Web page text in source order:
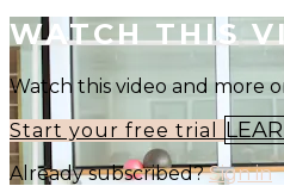
WATCH THIS
Watch this video and more
Start your free trial
Already subscribed?Sign in